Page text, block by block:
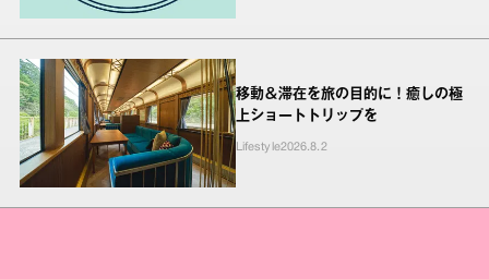
移動＆滞在を旅の目的に！癒しの極
上ショートトリップを
Lifestyle2026.8.2